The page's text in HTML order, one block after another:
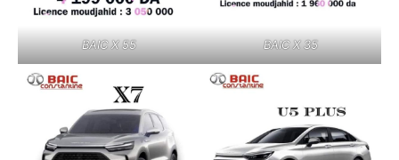
BAIC X 35
BAIC X 55